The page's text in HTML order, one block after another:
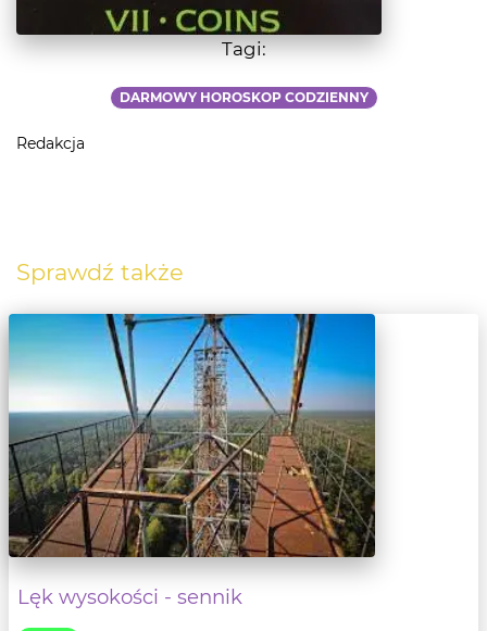
Tagi:
DARMOWY HOROSKOP CODZIENNY
Redakcja
Sprawdź także
Lęk wysokości - sennik